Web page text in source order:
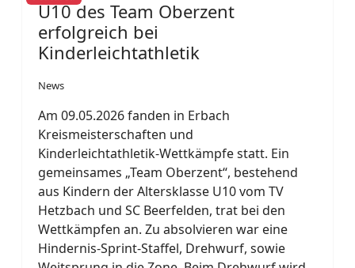
U10 des Team Oberzent
erfolgreich bei
Kinderleichtathletik
News
Am 09.05.2026 fanden in Erbach
Kreismeisterschaften und
Kinderleichtathletik-Wettkämpfe statt. Ein
gemeinsames „Team Oberzent“, bestehend
aus Kindern der Altersklasse U10 vom TV
Hetzbach und SC Beerfelden, trat bei den
Wettkämpfen an. Zu absolvieren war eine
Hindernis-Sprint-Staffel, Drehwurf, sowie